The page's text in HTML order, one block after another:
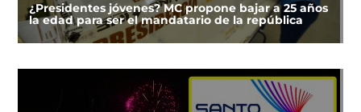
¿Presidentes jóvenes? MC propone bajar a 25 años
la edad para ser el mandatario de la república